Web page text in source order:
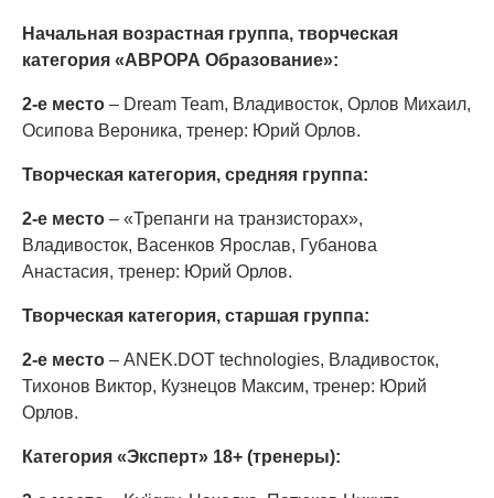
Начальная возрастная группа, творческая
категория «АВРОРА Образование»:
2-е место – Dream Team, Владивосток, Орлов Михаил,
Осипова Вероника, тренер: Юрий Орлов.
Творческая категория, средняя группа:
2-е место – «Трепанги на транзисторах»,
Владивосток, Васенков Ярослав, Губанова
Анастасия, тренер: Юрий Орлов.
Творческая категория, старшая группа:
2-е место – ANEK.DOT technologies, Владивосток,
Тихонов Виктор, Кузнецов Максим, тренер: Юрий
Орлов.
Категория «Эксперт» 18+ (тренеры):